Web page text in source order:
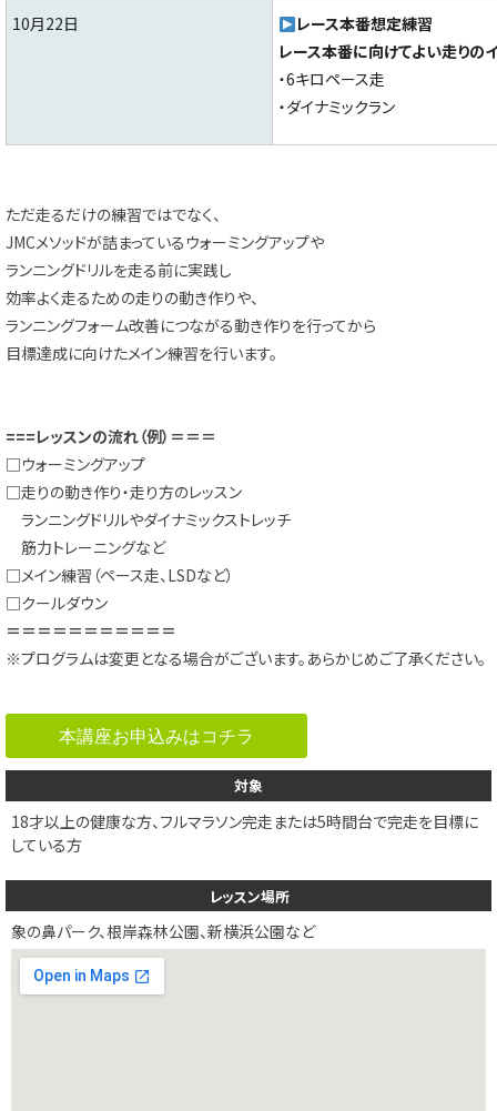
10月22日
レース本番想定練習
レース本番に向けてよい走りの
・6キロペース走
・ダイナミックラン
ただ走るだけの練習ではでなく、
JMCメソッドが詰まっているウォーミングアップや
ランニングドリルを走る前に実践し
効率よく走るための走りの動き作りや、
ランニングフォーム改善につながる動き作りを行ってから
目標達成に向けたメイン練習を行います。
===レッスンの流れ（例）＝＝＝
□ウォーミングアップ
□走りの動き作り・走り方のレッスン
ランニングドリルやダイナミックストレッチ
筋力トレーニングなど
□メイン練習（ペース走、LSDなど）
□クールダウン
＝＝＝＝＝＝＝＝＝＝＝
※プログラムは変更となる場合がございます。あらかじめご了承ください。
本講座お申込みはコチラ
対象
18才以上の健康な方、フルマラソン完走または5時間台で完走を目標に
している方
レッスン場所
象の鼻パーク、根岸森林公園、新横浜公園など